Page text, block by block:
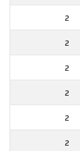
2
2
2
2
2
2